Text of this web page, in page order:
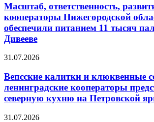
Масштаб, ответственность,
кооператоры Нижегородской
обеспечили питанием 11 тысяч
Дивееве
31.07.2026
Вепсские калитки и клюквенные
ленинградские кооператоры
северную кухню на Петровской
31.07.2026